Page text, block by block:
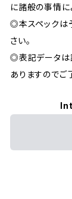
に諸般の事情に
◎本スペックは
さい。
◎表記データは
ありますのでご